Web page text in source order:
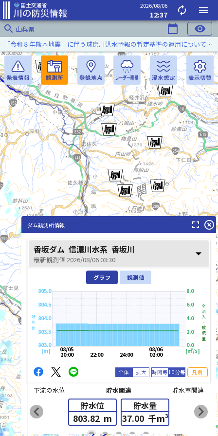
2026/08/06
12:37 autorenew
menu
search 山梨県 calendar_today visibility
荒川
多摩川(た
「令和８年熊本地震」に伴う球磨川洪水予報の暫定基準の運用について（令和８年８月５日）
list_alt
ダム観測所情報 fullscreen highlight_off
香坂ダム 信濃川水系 香坂川
最新観測値 2026/08/06 03:30 arrow_drop_down
グラフ 観測値
803.0
803.5
804.0
804.5
805.0
[m]
貯水位
08/06
02:00
24:00
22:00
08/05
20:00
0.0
2.0
4.0
6.0
8.0
[㎥/s]
全流入・
放流量
全体 拡大 時間毎10分毎 凡例
下流の水位 貯水関連 貯水率関連
貯水位
803.82 m
貯水量
37.00 千m³
chevron_left chevron_right